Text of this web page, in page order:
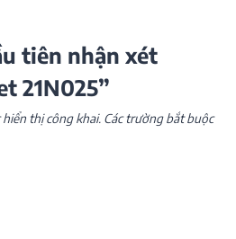
tiên nhận xét
21N025”
thị công khai. Các trường bắt buộc